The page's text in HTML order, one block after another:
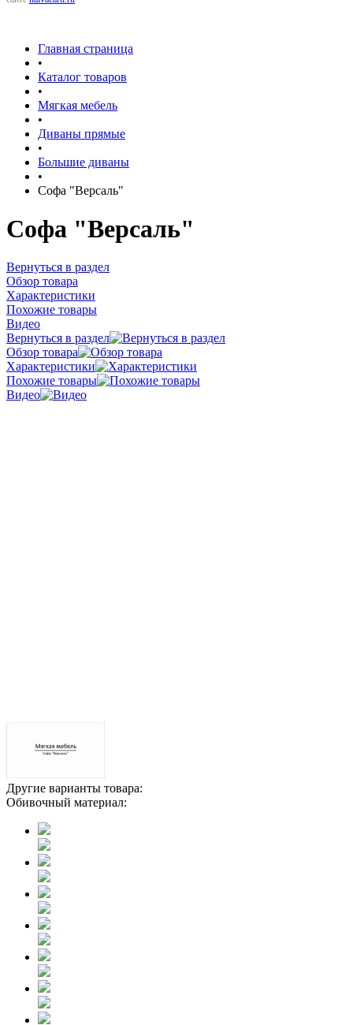
Главная страница
•
Каталог товаров
•
Мягкая мебель
•
Диваны прямые
•
Большие диваны
•
Софа "Версаль"
Софа "Версаль"
Вернуться в раздел
Обзор товара
Характеристики
Похожие товары
Видео
Вернуться в раздел
Обзор товара
Характеристики
Похожие товары
Видео
Другие варианты товара:
Обивочный материал: